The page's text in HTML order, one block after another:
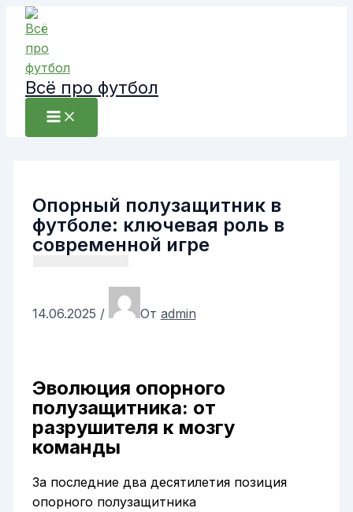
Перейти
содержимому
Всё про футбол
Опорный полузащитник в
футболе: ключевая роль в
современной игре
14.06.2025 / От admin
Эволюция опорного
полузащитника: от
разрушителя к мозгу
команды
За последние два десятилетия позиция
опорного полузащитника